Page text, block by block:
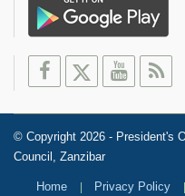
© Copyright 2026 - President's
Council, Zanzibar
Home Privacy Policy